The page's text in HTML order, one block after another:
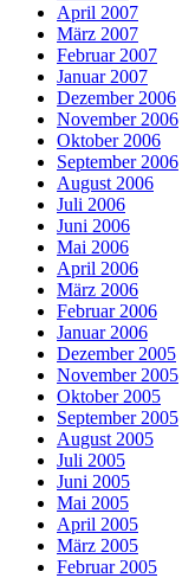
April 2007
März 2007
Februar 2007
Januar 2007
Dezember 2006
November 2006
Oktober 2006
September 2006
August 2006
Juli 2006
Juni 2006
Mai 2006
April 2006
März 2006
Februar 2006
Januar 2006
Dezember 2005
November 2005
Oktober 2005
September 2005
August 2005
Juli 2005
Juni 2005
Mai 2005
April 2005
März 2005
Februar 2005